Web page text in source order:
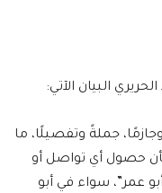
البيان الآتي:
جملةً وتفصيلًا، ما
حصول أي تواصل أو
عمر”، سواء في أبو